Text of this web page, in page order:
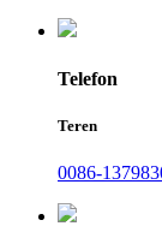
Telefon
Teren
0086-